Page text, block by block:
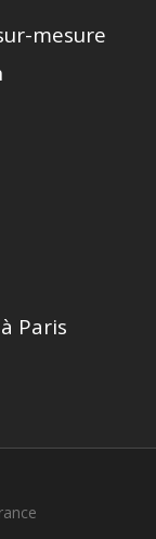
mesure
Paris